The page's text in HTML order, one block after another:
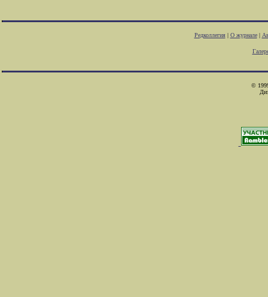
Редколлегия| О журнале|
©